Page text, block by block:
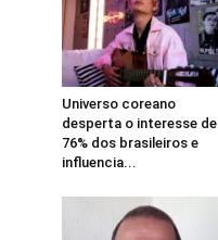
Universo coreano
desperta o interesse de
76% dos brasileiros e
influencia...